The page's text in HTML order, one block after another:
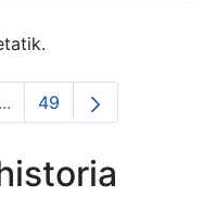
...Intermediate Pages Use
Orrialdea
49